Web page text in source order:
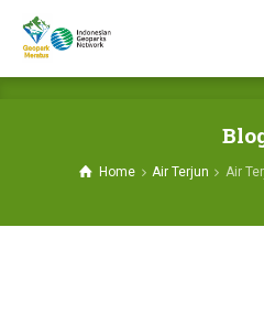
Home Air Terjun Air